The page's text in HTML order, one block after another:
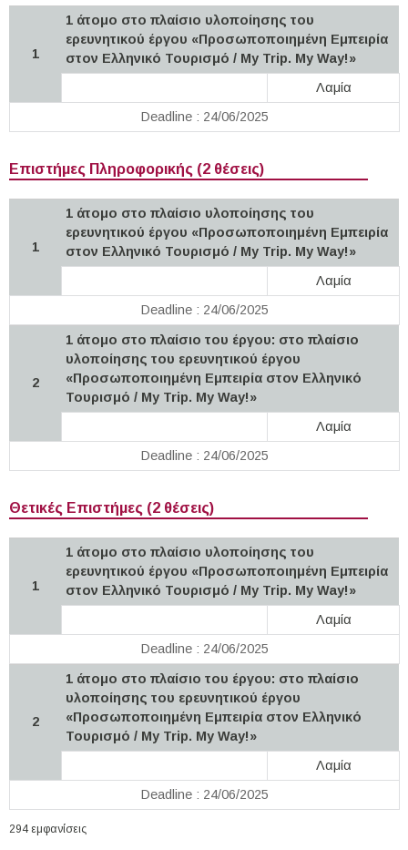
1
1 άτομο στο πλαίσιο υλοποίησης του
ερευνητικού έργου «Προσωποποιημένη Εμπειρία
στον Ελληνικό Τουρισμό / My Trip. My Way!»
Λαμία
Deadline : 24/06/2025
Επιστήμες Πληροφορικής (2 θέσεις)
1
1 άτομο στο πλαίσιο υλοποίησης του
ερευνητικού έργου «Προσωποποιημένη Εμπειρία
στον Ελληνικό Τουρισμό / My Trip. My Way!»
Λαμία
Deadline : 24/06/2025
2
1 άτομο στο πλαίσιο του έργου: στο πλαίσιο
υλοποίησης του ερευνητικού έργου
«Προσωποποιημένη Εμπειρία στον Ελληνικό
Τουρισμό / My Trip. My Way!»
Λαμία
Deadline : 24/06/2025
Θετικές Επιστήμες (2 θέσεις)
1
1 άτομο στο πλαίσιο υλοποίησης του
ερευνητικού έργου «Προσωποποιημένη Εμπειρία
στον Ελληνικό Τουρισμό / My Trip. My Way!»
Λαμία
Deadline : 24/06/2025
2
1 άτομο στο πλαίσιο του έργου: στο πλαίσιο
υλοποίησης του ερευνητικού έργου
«Προσωποποιημένη Εμπειρία στον Ελληνικό
Τουρισμό / My Trip. My Way!»
Λαμία
Deadline : 24/06/2025
294 εμφανίσεις